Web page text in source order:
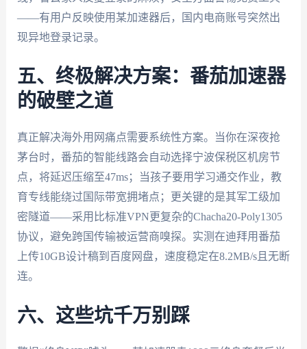
——有用户反映使用某加速器后，国内电商账号突然出
现异地登录记录。
五、终极解决方案：番茄加速器
的破壁之道
真正解决海外用网痛点需要系统性方案。当你在深夜抢
茅台时，番茄的智能线路会自动选择宁波保税区机房节
点，将延迟压缩至47ms；当孩子要用学习通交作业，教
育专线能绕过国际带宽拥堵点；更关键的是其军工级加
密隧道——采用比标准VPN更复杂的Chacha20-Poly1305
协议，避免跨国传输被运营商嗅探。实测在迪拜用番茄
上传10GB设计稿到百度网盘，速度稳定在8.2MB/s且无断
连。
六、这些坑千万别踩